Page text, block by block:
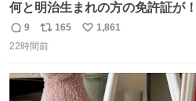
何と明治生まれの方の免許証が
の方は新車で買われてるようで
くAIに聞いたりリサーチ力の凄
分の手でこの免許証を親族の方
返
信
9
リ
ポ
ト
165
い
数
1,861
22時間前